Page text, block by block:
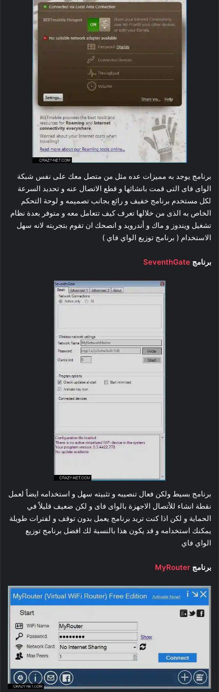
برنامج يوجد به مميزات عده مثل من متصل معك على نفس شبكة
الواى فاى التى قمت بانشائها و قطع الاتصال عنه و تحديد السرعة
لكل مستخدم برنامج خفيف و رائع بجانب تصميمه و لوحة التحكم
الخاص به الذى من خلالها تعرف كيف تتعامل معه و متوفر بعدة نظام
تشغيل ويندوز و ماك و أندرويد و انصحك ان تقوم بتجربته لانه سهل
الاستخدام ( برنامج توزيع الواي فاي )
برنامج SeventhGate
برنامج بسيط ولكن فعال تنصيبه و تثبيته سهل و استخدامه ايضاً لعمل
نقطة انشاء للأتصال الاجهزة بالواى فاى و لكن ضعيف قليلاً في
الحماية و لكن اذا كنت تريد برنامج يعمل بدون توقف و لفترات طويلة
يمكنك استخدامه و قد يكون هذا بالنسبة لك افضل برنامج توزيع
الواي فاي
برنامج MyRouter